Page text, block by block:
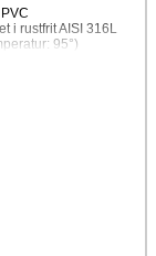
i rustfrit AISI 316L
95°)